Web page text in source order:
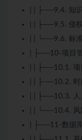
| | ├──9.4. 知
| | ├──9.5. 侵
| | └──9.6. 标
| ├──10-项目
| | ├──10.1.
| | ├──10.2.
| | ├──10.3.
| | └──10.4.
| ├──11-数据